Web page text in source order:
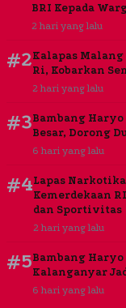
BRI Kepada
2 hari yang lalu
#2Kalapas Malang
Ri, Kobarkan
2 hari yang lalu
#3Bambang
Besar, Dorong
6 hari yang lalu
#4Lapas
Kemerdekaan
dan Sportivitas
2 hari yang lalu
#5Bambang
Kalanganyar
6 hari yang lalu